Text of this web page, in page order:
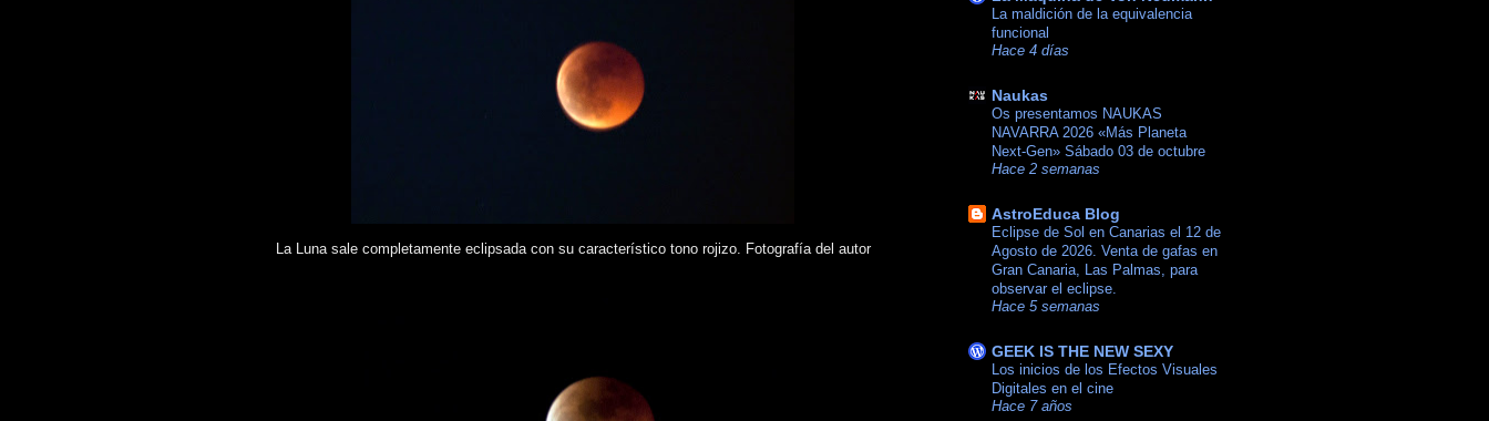
La Luna sale completamente eclipsada con su característico tono rojizo. Fotografía del autor
La maldición de la equivalencia
funcional
Hace 4 días
Naukas
Os presentamos NAUKAS
NAVARRA 2026 «Más Planeta
Next-Gen» Sábado 03 de octubre
Hace 2 semanas
AstroEduca Blog
Eclipse de Sol en Canarias el 12 de
Agosto de 2026. Venta de gafas en
Gran Canaria, Las Palmas, para
observar el eclipse.
Hace 5 semanas
GEEK IS THE NEW SEXY
Los inicios de los Efectos Visuales
Digitales en el cine
Hace 7 años